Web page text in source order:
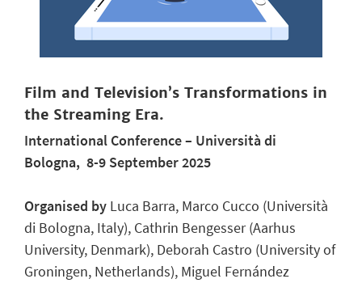
Film and Television’s Transformations in
the Streaming Era.
International Conference– Università di
Bologna, 8-9 September 2025
Organised by Luca Barra, Marco Cucco (Università
di Bologna, Italy), Cathrin Bengesser (Aarhus
University, Denmark), Deborah Castro (University of
Groningen, Netherlands), Miguel Fernández